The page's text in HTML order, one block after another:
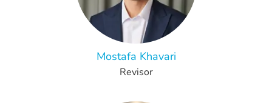
Mostafa Khavari
Revisor